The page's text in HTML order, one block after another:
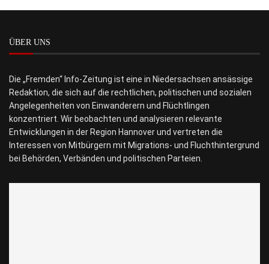
ÜBER UNS
Die „Fremden“ Info-Zeitung ist eine in Niedersachsen ansässige
Redaktion, die sich auf die rechtlichen, politischen und sozialen
Angelegenheiten von Einwanderern und Flüchtlingen
konzentriert. Wir beobachten und analysieren relevante
Entwicklungen in der Region Hannover und vertreten die
Interessen von Mitbürgern mit Migrations- und Fluchthintergrund
bei Behörden, Verbänden und politischen Parteien.